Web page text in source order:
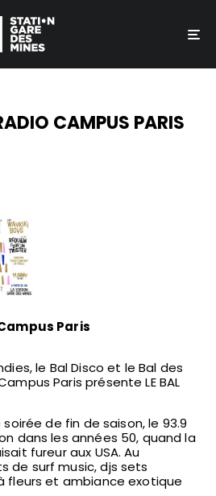
CAMPUS PARIS
Paris
le Bal Disco et le Bal des
Paris présente LE BAL
de fin de saison, le 93.9
dans les années 50, quand la
fureur aux USA. Au
de surf music, djs sets
fleurs et ambiance exotique